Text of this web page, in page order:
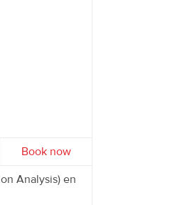
Book now
Analysis) en